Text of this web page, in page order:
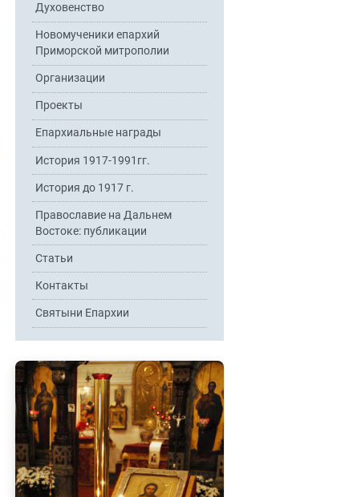
Духовенство
Новомученики епархий
Приморской митрополии
Организации
Проекты
Епархиальные награды
История 1917-1991гг.
История до 1917 г.
Православие на Дальнем
Востоке: публикации
Статьи
Контакты
Святыни Епархии